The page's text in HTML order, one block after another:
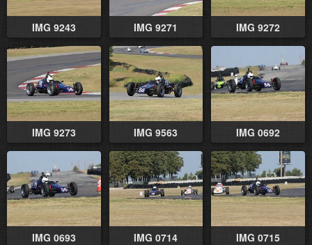
IMG 9243 IMG 9271 IMG 9272
IMG 9273 IMG 9563 IMG 0692
IMG 0693 IMG 0714 IMG 0715